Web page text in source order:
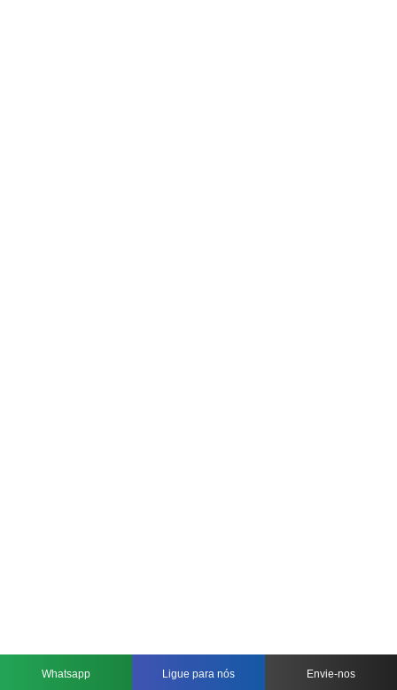
Whatsapp Ligue para nós Envie-nos